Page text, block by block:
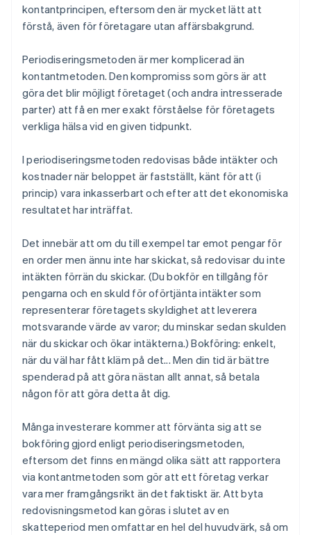
kontantprincipen, eftersom den är mycket lätt att
förstå, även för företagare utan affärsbakgrund.
Periodiseringsmetoden är mer komplicerad än
kontantmetoden. Den kompromiss som görs är att
göra det blir möjligt företaget (och andra intresserade
parter) att få en mer exakt förståelse för företagets
verkliga hälsa vid en given tidpunkt.
I periodiseringsmetoden redovisas både intäkter och
kostnader när beloppet är fastställt, känt för att (i
princip) vara inkasserbart och efter att det ekonomiska
resultatet har inträffat.
Det innebär att om du till exempel tar emot pengar för
en order men ännu inte har skickat, så redovisar du inte
intäkten förrän du skickar. (Du bokför en tillgång för
pengarna och en skuld för oförtjänta intäkter som
representerar företagets skyldighet att leverera
motsvarande värde av varor; du minskar sedan skulden
när du skickar och ökar intäkterna.) Bokföring: enkelt,
när du väl har fått kläm på det... Men din tid är bättre
spenderad på att göra nästan allt annat, så betala
någon för att göra detta åt dig.
Många investerare kommer att förvänta sig att se
bokföring gjord enligt periodiseringsmetoden,
eftersom det finns en mängd olika sätt att rapportera
via kontantmetoden som gör att ett företag verkar
vara mer framgångsrikt än det faktiskt är. Att byta
redovisningsmetod kan göras i slutet av en
skatteperiod men omfattar en hel del huvudvärk, så om